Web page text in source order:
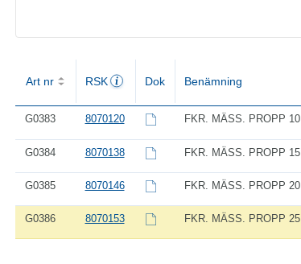
Art nr RSK Dok Benämning
G0383 8070120 FKR. MÄSS. PROPP 10
G0384 8070138 FKR. MÄSS. PROPP 15
G0385 8070146 FKR. MÄSS. PROPP 20
G0386 8070153 FKR. MÄSS. PROPP 25